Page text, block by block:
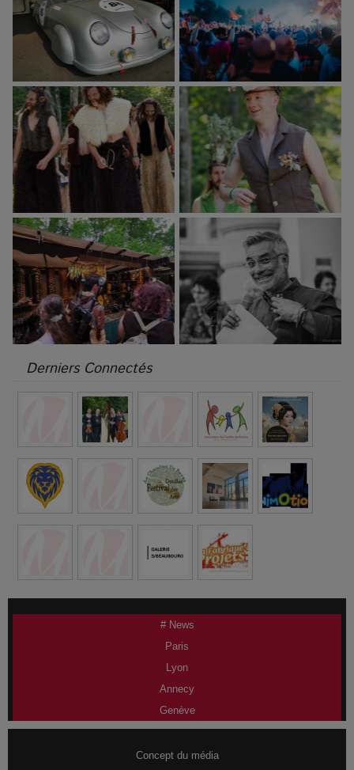
Derniers Connectés
# News
Paris
Lyon
Annecy
Genève
Concept du média